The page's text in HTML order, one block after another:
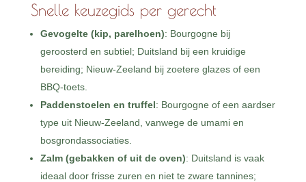
Snelle keuzegids per gerecht
Gevogelte (kip, parelhoen): Bourgogne bij
geroosterd en subtiel; Duitsland bij een kruidige
bereiding; Nieuw-Zeeland bij zoetere glazes of een
BBQ-toets.
Paddenstoelen en truffel: Bourgogne of een aardser
type uit Nieuw-Zeeland, vanwege de umami en
bosgrondassociaties.
Zalm (gebakken of uit de oven): Duitsland is vaak
ideaal door frisse zuren en niet te zware tannines;